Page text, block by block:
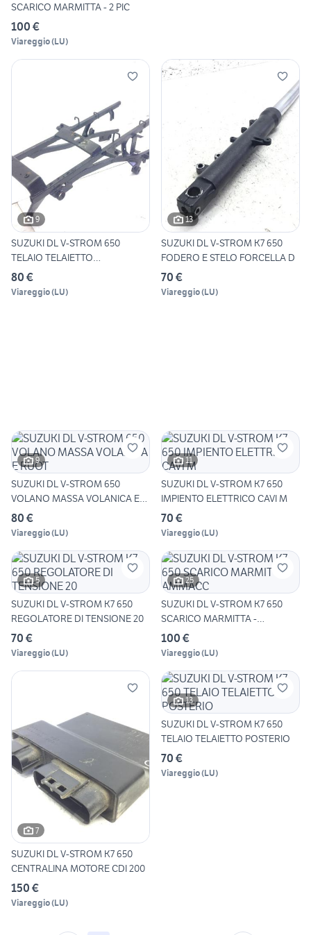
SCARICO MARMITTA - 2 PIC
100 €
Viareggio(LU)
9
SUZUKI DL V-STROM 650
TELAIO TELAIETTO
POSTERIORE
80 €
Viareggio(LU)
13
SUZUKI DL V-STROM K7 650
FODERO E STELO FORCELLA D
70 €
Viareggio(LU)
9
SUZUKI DL V-STROM 650
VOLANO MASSA VOLANICA E
RUOT
80 €
Viareggio(LU)
11
SUZUKI DL V-STROM K7 650
IMPIENTO ELETTRICO CAVI M
70 €
Viareggio(LU)
5
SUZUKI DL V-STROM K7 650
REGOLATORE DI TENSIONE 20
70 €
Viareggio(LU)
25
SUZUKI DL V-STROM K7 650
SCARICO MARMITTA -
AMMACC
100 €
Viareggio(LU)
7
SUZUKI DL V-STROM K7 650
CENTRALINA MOTORE CDI 200
150 €
Viareggio(LU)
13
SUZUKI DL V-STROM K7 650
TELAIO TELAIETTO POSTERIO
70 €
Viareggio(LU)